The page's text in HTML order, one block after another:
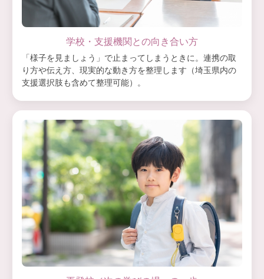
学校・支援機関との向き合い方
「様子を見ましょう」で止まってしまうときに。連携の取
り方や伝え方、現実的な動き方を整理します（埼玉県内の
支援選択肢も含めて整理可能）。